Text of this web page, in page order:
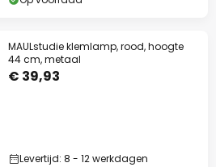
MAULstudie klemlamp, rood, hoogte
44 cm, metaal
€ 39,93
Levertijd: 8 - 12 werkdagen